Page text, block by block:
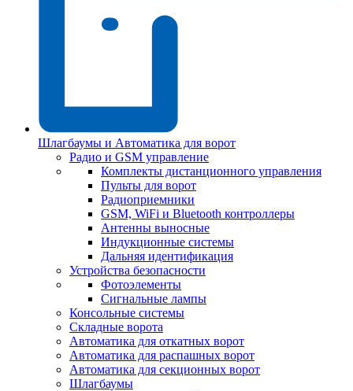
Шлагбаумы и Автоматика для ворот
Радио и GSM управление
Комплекты дистанционного управления
Пульты для ворот
Радиоприемники
GSM, WiFi и Bluetooth контроллеры
Антенны выносные
Индукционные системы
Дальняя идентификация
Устройства безопасности
Фотоэлементы
Сигнальные лампы
Консольные системы
Складные ворота
Автоматика для откатных ворот
Автоматика для распашных ворот
Автоматика для секционных ворот
Шлагбаумы